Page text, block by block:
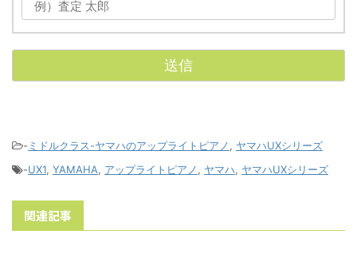
- ミドルクラス-ヤマハのアップライトピアノ, ヤマハUXシリーズ
-UX1, YAMAHA, アップライトピアノ, ヤマハ, ヤマハUXシリーズ
関連記事